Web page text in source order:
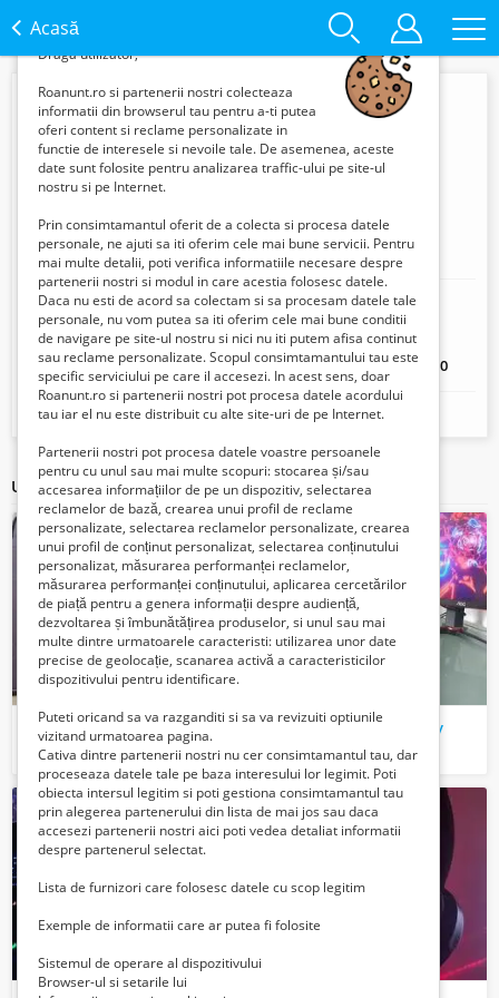
Acasă
Cazare Casa Giovanni
Mobil:
+40 767 386 371
Adresa:
Principala nr.431
Locație:
Moldova Noua, Caras-Severin, Romania 327160
Work never end.
Ultimele articole ale acestui vânzător
Mousepad Aqirys Singularity MD
30 Lei
Mousepad A4Tech Bloody
40 Lei
Cookie Preferences
Draga utilizator,
Roanunt.ro si partenerii nostri colecteaza
informatii din browserul tau pentru a-ti putea
oferi content si reclame personalizate in
functie de interesele si nevoile tale. De asemenea, aceste
date sunt folosite pentru analizarea traffic-ului pe site-ul
nostru si pe Internet.
Prin consimtamantul oferit de a colecta si procesa datele
personale, ne ajuti sa iti oferim cele mai bune servicii. Pentru
mai multe detalii, poti verifica informatiile necesare despre
partenerii nostri si modul in care acestia folosesc datele.
Daca nu esti de acord sa colectam si sa procesam datele tale
personale, nu vom putea sa iti oferim cele mai bune conditii
de navigare pe site-ul nostru si nici nu iti putem afisa continut
sau reclame personalizate. Scopul consimtamantului tau este
specific serviciului pe care il accesezi. In acest sens, doar
Roanunt.ro si partenerii nostri pot procesa datele acordului
tau iar el nu este distribuit cu alte site-uri de pe Internet.
Partenerii nostri pot procesa datele voastre persoanele
pentru cu unul sau mai multe scopuri: stocarea și/sau
accesarea informațiilor de pe un dispozitiv, selectarea
reclamelor de bază, crearea unui profil de reclame
personalizate, selectarea reclamelor personalizate, crearea
unui profil de conținut personalizat, selectarea conținutului
personalizat, măsurarea performanței reclamelor,
măsurarea performanței conținutului, aplicarea cercetărilor
de piață pentru a genera informații despre audiență,
dezvoltarea și îmbunătățirea produselor, si unul sau mai
multe dintre urmatoarele caracteristi: utilizarea unor date
precise de geolocație, scanarea activă a caracteristicilor
dispozitivului pentru identificare.
Puteti oricand sa va razganditi si sa va revizuiti optiunile
vizitand urmatoarea pagina.
Cativa dintre partenerii nostri nu cer consimtamantul tau, dar
proceseaza datele tale pe baza interesului lor legimit. Poti
obiecta intersul legitim si poti gestiona consimtamantul tau
prin alegerea partenerului din lista de mai jos sau daca
accesezi partenerii nostri aici poti vedea detaliat informatii
despre partenerul selectat.
Lista de furnizori care folosesc datele cu scop legitim
Exemple de informatii care ar putea fi folosite
Sistemul de operare al dispozitivului
Browser-ul si setarile lui